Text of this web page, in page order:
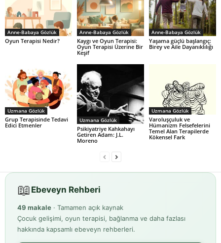
Anne-Babaya Gözlük
Oyun Terapisi Nedir?
Anne-Babaya Gözlük
Kaygı ve Oyun Terapisi:
Oyun Terapisi Üzerine Bir
Keşif
Anne-Babaya Gözlük
Yaşama güçlü başlangıç:
Birey ve Aile Dayanıklılığı
Uzmana Gözlük
Grup Terapisinde Tedavi
Edici Etmenler
Uzmana Gözlük
Psikiyatriye Kahkahayı
Getiren Adam: J.L.
Moreno
Uzmana Gözlük
Varoluşçuluk ve
Hümanizm Felsefelerini
Temel Alan Terapilerde
Kökensel Fark
📖 Ebeveyn Rehberi
49 makale · Tamamen açık kaynak
Çocuk gelişimi, oyun terapisi, bağlanma ve daha fazlası
hakkında kapsamlı ebeveyn rehberleri.